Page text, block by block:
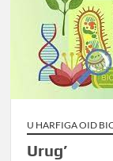
U HARFIGA OID
Urug’